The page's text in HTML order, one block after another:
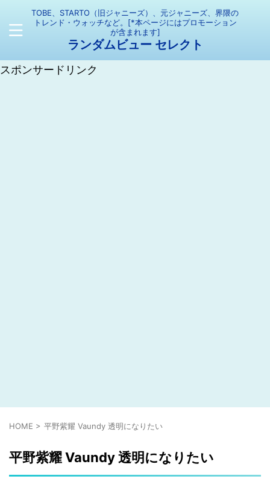
TOBE、STARTO（旧ジャニーズ）、元ジャニーズ、界隈の
トレンド・ウォッチなど。[*本ページにはプロモーション
が含まれます]
ランダムビュー セレクト
スポンサードリンク
HOME > 平野紫耀 Vaundy 透明になりたい
平野紫耀 Vaundy 透明になりたい